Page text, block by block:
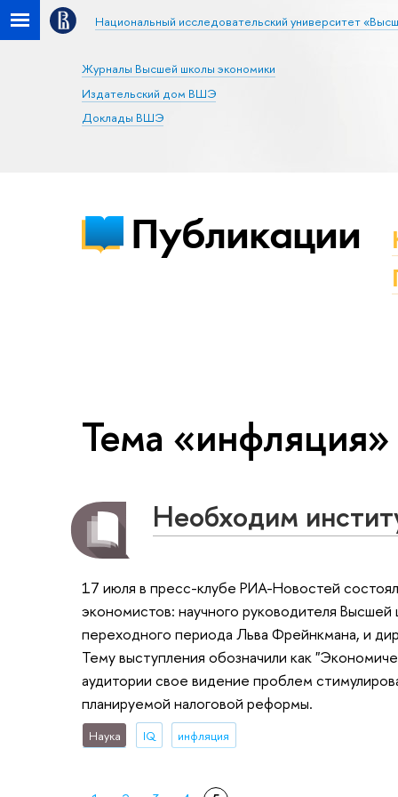
Национальный исследовательский университет
Журналы Высшей школы экономики
Издательский дом ВШЭ
Доклады ВШЭ
Публикации
Тема «инфляция»
Необходим
17 июля в пресс-клубе РИА-Новостей
экономистов: научного руководителя
переходного периода Льва Фрейнкмана, и
Тему выступления обозначили как
аудитории свое видение проблем
планируемой налоговой реформы.
Наука IQ инфляция